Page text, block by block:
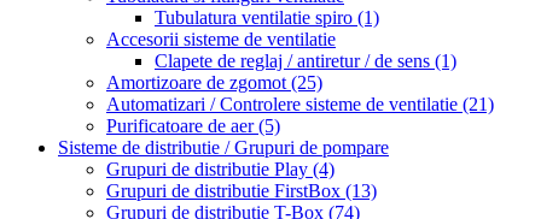
Tubulatura ventilatie spiro (1)
Accesorii sisteme de ventilatie
Clapete de reglaj / antiretur / de sens (1)
Amortizoare de zgomot (25)
Automatizari / Controlere sisteme de ventilatie (21)
Purificatoare de aer(5)
Sisteme de distributie / Grupuri de pompare
Grupuri de distributie Play (4)
Grupuri de distributie FirstBox (13)
Grupuri de distributie T-Box (74)